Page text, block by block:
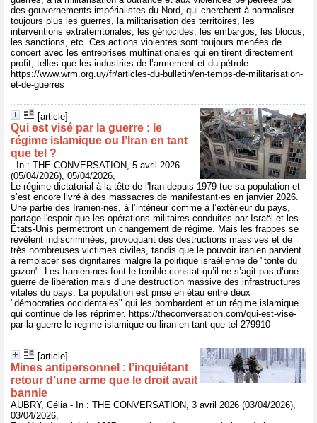
des gouvernements impérialistes du Nord, qui cherchent à normaliser
toujours plus les guerres, la militarisation des territoires, les
interventions extraterritoriales, les génocides, les embargos, les blocus,
les sanctions, etc. Ces actions violentes sont toujours menées de
concert avec les entreprises multinationales qui en tirent directement
profit, telles que les industries de l’armement et du pétrole.
https://www.wrm.org.uy/fr/articles-du-bulletin/en-temps-de-militarisation-
et-de-guerres
[article]
Qui est visé par la guerre : le
régime islamique ou l’Iran en tant
que tel ?
- In : THE CONVERSATION, 5 avril 2026
(05/04/2026), 05/04/2026,
Le régime dictatorial à la tête de l'Iran depuis 1979 tue sa population et
s’est encore livré à des massacres de manifestant·es en janvier 2026.
Une partie des Iranien·nes, à l’intérieur comme à l’extérieur du pays,
partage l'espoir que les opérations militaires conduites par Israël et les
États-Unis permettront un changement de régime. Mais les frappes se
révèlent indiscriminées, provoquant des destructions massives et de
très nombreuses victimes civiles, tandis que le pouvoir iranien parvient
à remplacer ses dignitaires malgré la politique israélienne de "tonte du
gazon". Les Iranien·nes font le terrible constat qu’il ne s’agit pas d’une
guerre de libération mais d’une destruction massive des infrastructures
vitales du pays. La population est prise en étau entre deux
"démocraties occidentales" qui les bombardent et un régime islamique
qui continue de les réprimer. https://theconversation.com/qui-est-vise-
par-la-guerre-le-regime-islamique-ou-liran-en-tant-que-tel-279910
[article]
Mines antipersonnel : l’inquiétant
retour d’une arme que le droit avait
bannie
AUBRY, Célia - In : THE CONVERSATION, 3 avril 2026 (03/04/2026),
03/04/2026,